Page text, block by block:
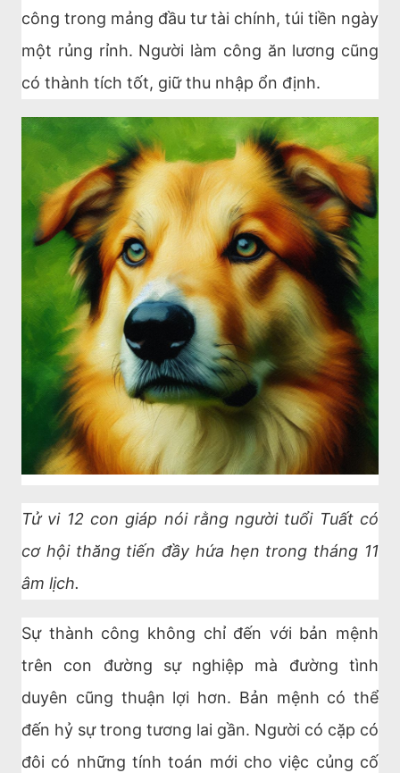
công trong mảng đầu tư tài chính, túi tiền ngày
một rủng rỉnh. Người làm công ăn lương cũng
có thành tích tốt, giữ thu nhập ổn định.
Tử vi 12 con giáp nói rằng người tuổi Tuất có
cơ hội thăng tiến đầy hứa hẹn trong tháng 11
âm lịch.
Sự thành công không chỉ đến với bản mệnh
trên con đường sự nghiệp mà đường tình
duyên cũng thuận lợi hơn. Bản mệnh có thể
đến hỷ sự trong tương lai gần. Người có cặp có
đôi có những tính toán mới cho việc củng cố